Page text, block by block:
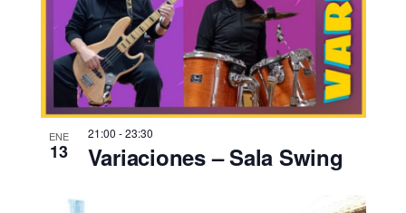
ENE
13
21:00 -23:30
Variaciones – Sala Swing